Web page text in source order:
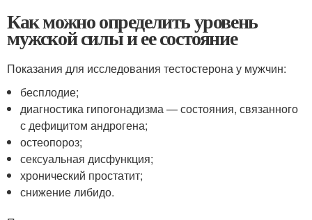
Как можно определить уровень
мужской силы и ее состояние
Показания для исследования тестостерона у мужчин:
бесплодие;
диагностика гипогонадизма — состояния, связанного
с дефицитом андрогена;
остеопороз;
сексуальная дисфункция;
хронический простатит;
снижение либидо.